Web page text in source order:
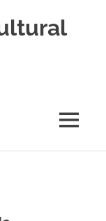
MENÚ